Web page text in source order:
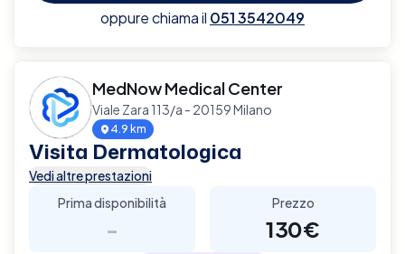
oppure chiama il 051 3542049
MedNow Medical Center
Viale Zara 113/a - 20159 Milano
4.9 km
Visita Dermatologica
Vedi altre prestazioni
Prima disponibilità
-
Prezzo
130€